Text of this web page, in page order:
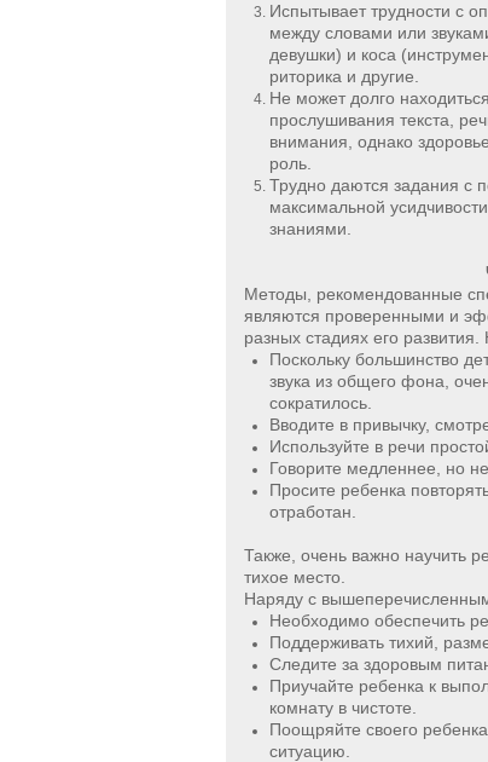
Испытывает трудности с
между словами или
девушки) и коса
риторика и другие.
Не может долго
прослушивания текста,
внимания, однако
роль.
Трудно даются задания с
максимальной
знаниями.
Методы, рекомендованные
являются проверенными и
разных стадиях его
Поскольку большинство
звука из общего фона,
сократилось.
Вводите в привычку,
Используйте в речи
Говорите медленнее, но
Просите ребенка
отработан.
Также, очень важно научить
тихое место.
Наряду с
Необходимо обеспечить
Поддерживать тихий,
Следите за здоровым
Приучайте ребенка к
комнату в чистоте.
Поощряйте своего
ситуацию.